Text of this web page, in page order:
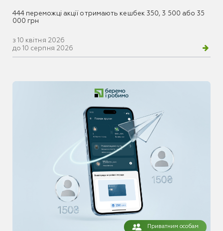
444 переможці акції отримають кешбек 350, 3 500 або 35
000 грн
з 10 квітня 2026
до 10 серпня 2026
Приватним особам